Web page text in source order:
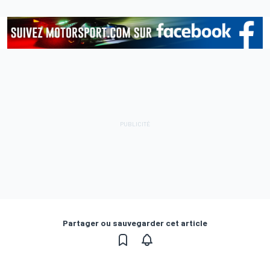
Partager ou sauvegarder cet article